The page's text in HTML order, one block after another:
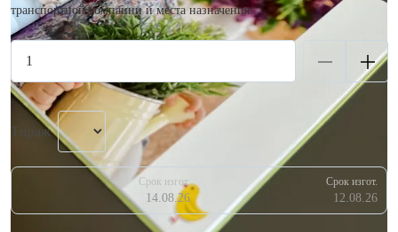
транспортной компании и места назначения.
Тираж
Срок изгот.
14.08.26
Срок изгот.
12.08.26